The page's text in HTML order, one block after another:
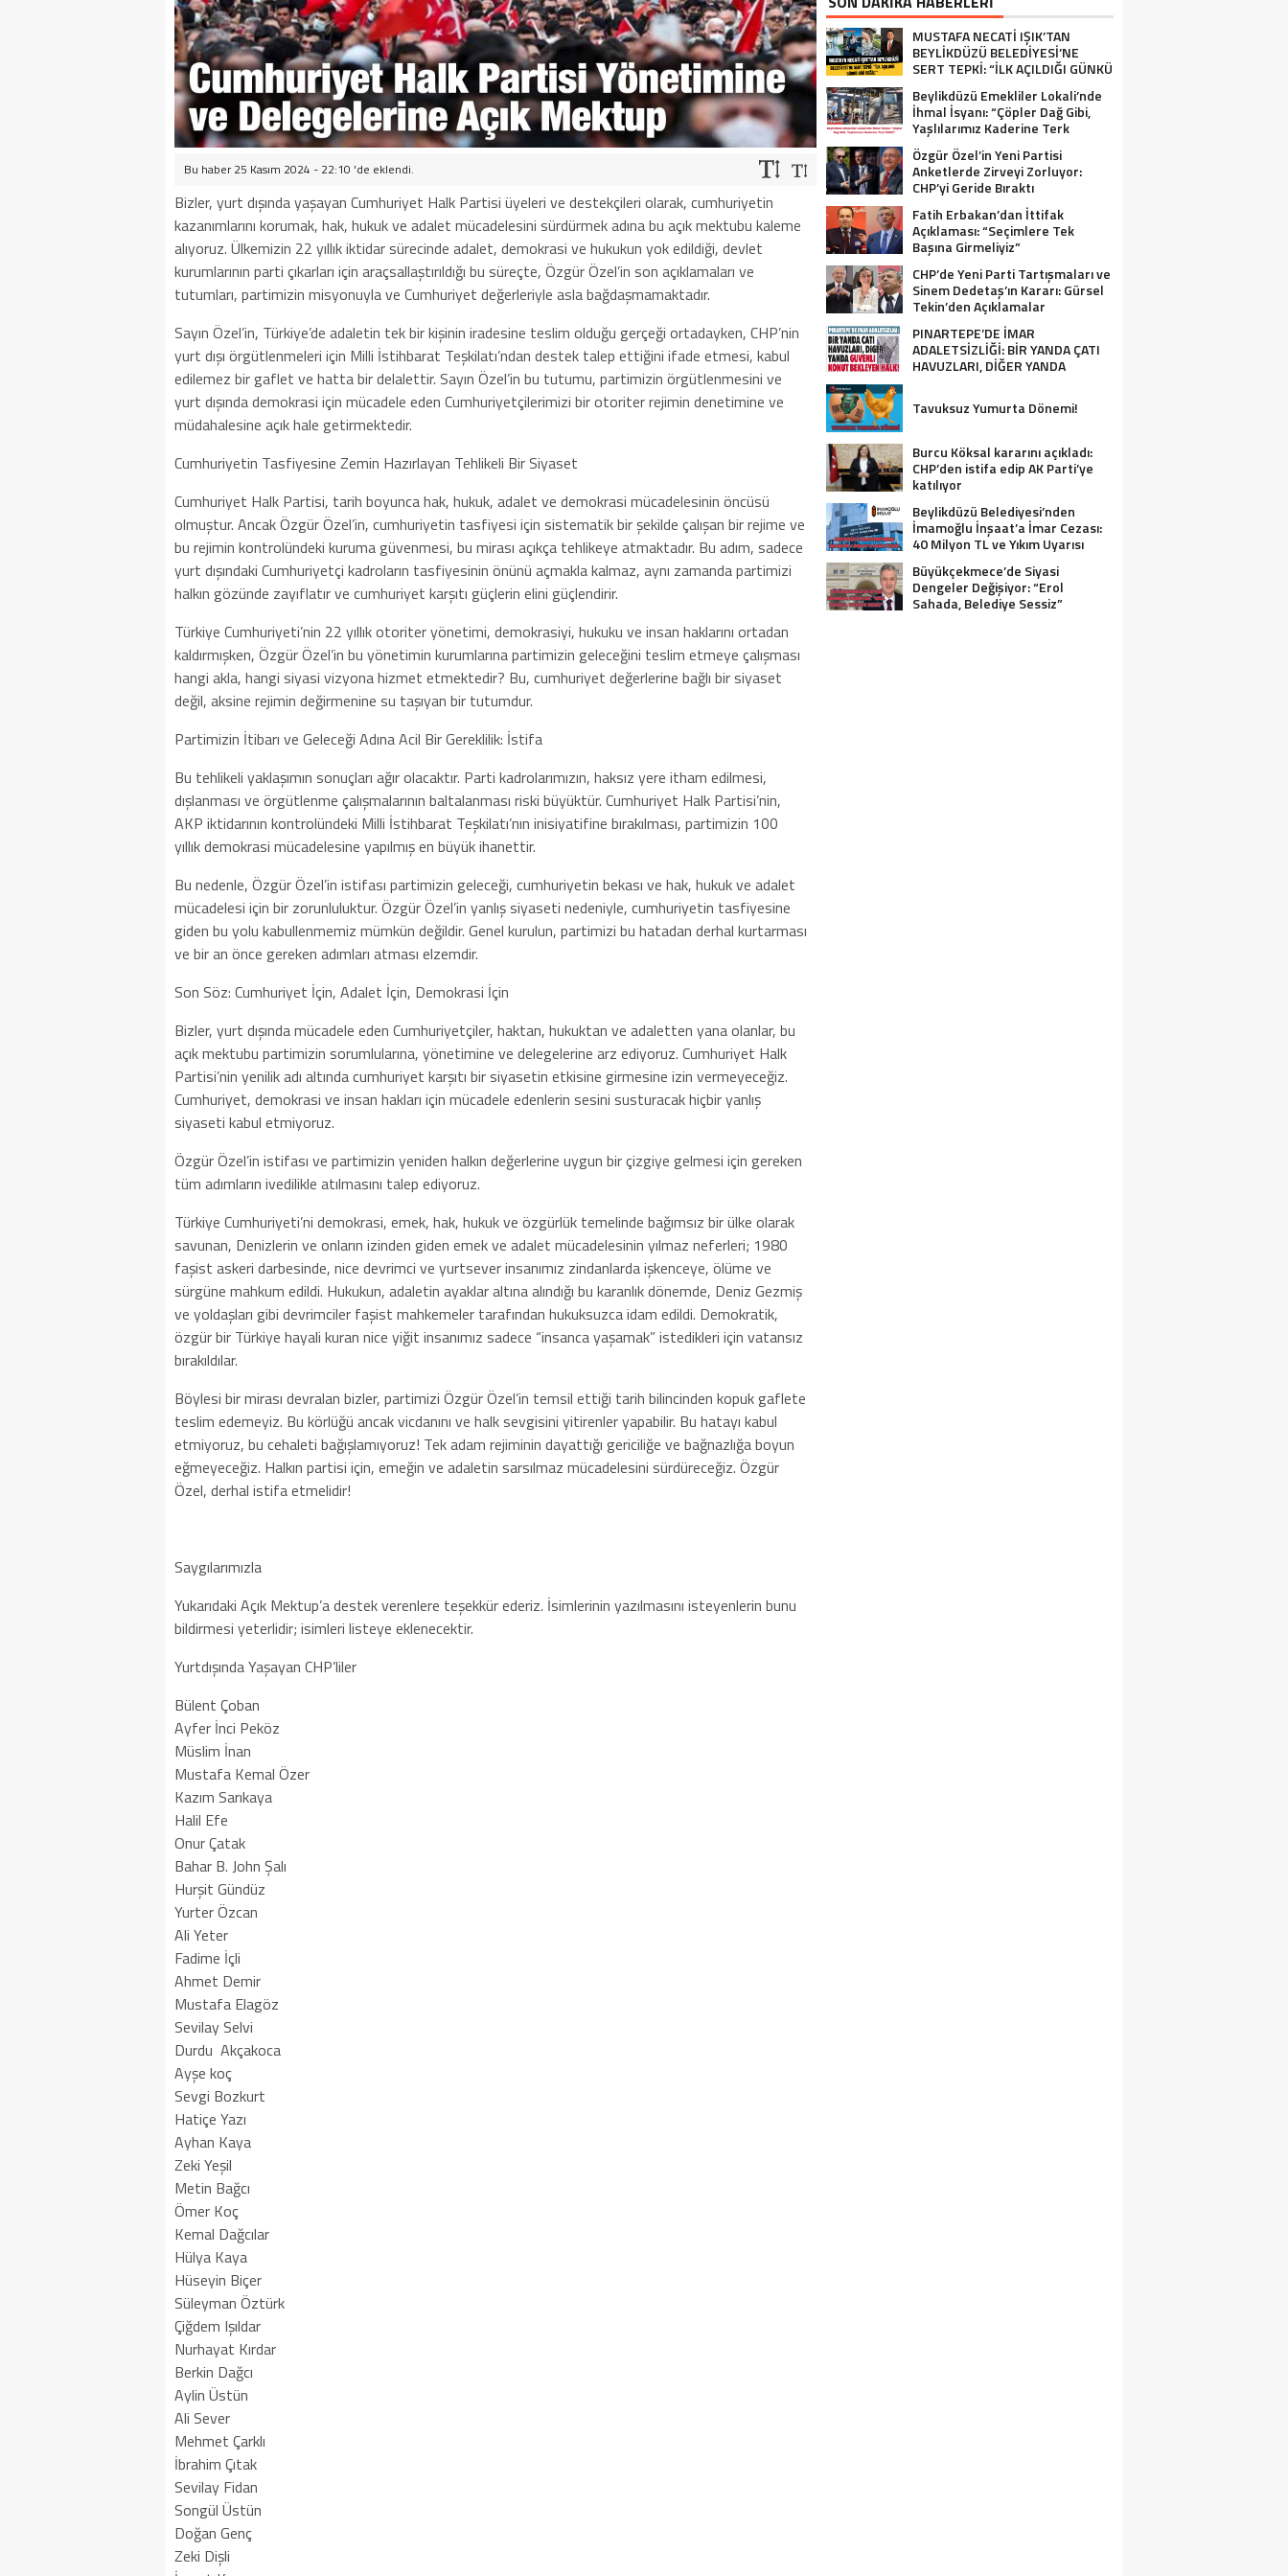
Bu haber 25 Kasım 2024 - 22:10 'de eklendi.
Bizler, yurt dışında yaşayan Cumhuriyet Halk Partisi üyeleri ve destekçileri olarak, cumhuriyetin
kazanımlarını korumak, hak, hukuk ve adalet mücadelesini sürdürmek adına bu açık mektubu kaleme
alıyoruz. Ülkemizin 22 yıllık iktidar sürecinde adalet, demokrasi ve hukukun yok edildiği, devlet
kurumlarının parti çıkarları için araçsallaştırıldığı bu süreçte, Özgür Özel’in son açıklamaları ve
tutumları, partimizin misyonuyla ve Cumhuriyet değerleriyle asla bağdaşmamaktadır.
Sayın Özel’in, Türkiye’de adaletin tek bir kişinin iradesine teslim olduğu gerçeği ortadayken, CHP’nin
yurt dışı örgütlenmeleri için Milli İstihbarat Teşkilatı’ndan destek talep ettiğini ifade etmesi, kabul
edilemez bir gaflet ve hatta bir delalettir. Sayın Özel’in bu tutumu, partimizin örgütlenmesini ve
yurt dışında demokrasi için mücadele eden Cumhuriyetçilerimizi bir otoriter rejimin denetimine ve
müdahalesine açık hale getirmektedir.
Cumhuriyetin Tasfiyesine Zemin Hazırlayan Tehlikeli Bir Siyaset
Cumhuriyet Halk Partisi, tarih boyunca hak, hukuk, adalet ve demokrasi mücadelesinin öncüsü
olmuştur. Ancak Özgür Özel’in, cumhuriyetin tasfiyesi için sistematik bir şekilde çalışan bir rejime ve
bu rejimin kontrolündeki kuruma güvenmesi, bu mirası açıkça tehlikeye atmaktadır. Bu adım, sadece
yurt dışındaki Cumhuriyetçi kadroların tasfiyesinin önünü açmakla kalmaz, aynı zamanda partimizi
halkın gözünde zayıflatır ve cumhuriyet karşıtı güçlerin elini güçlendirir.
Türkiye Cumhuriyeti’nin 22 yıllık otoriter yönetimi, demokrasiyi, hukuku ve insan haklarını ortadan
kaldırmışken, Özgür Özel’in bu yönetimin kurumlarına partimizin geleceğini teslim etmeye çalışması
hangi akla, hangi siyasi vizyona hizmet etmektedir? Bu, cumhuriyet değerlerine bağlı bir siyaset
değil, aksine rejimin değirmenine su taşıyan bir tutumdur.
Partimizin İtibarı ve Geleceği Adına Acil Bir Gereklilik: İstifa
Bu tehlikeli yaklaşımın sonuçları ağır olacaktır. Parti kadrolarımızın, haksız yere itham edilmesi,
dışlanması ve örgütlenme çalışmalarının baltalanması riski büyüktür. Cumhuriyet Halk Partisi’nin,
AKP iktidarının kontrolündeki Milli İstihbarat Teşkilatı’nın inisiyatifine bırakılması, partimizin 100
yıllık demokrasi mücadelesine yapılmış en büyük ihanettir.
Bu nedenle, Özgür Özel’in istifası partimizin geleceği, cumhuriyetin bekası ve hak, hukuk ve adalet
mücadelesi için bir zorunluluktur. Özgür Özel’in yanlış siyaseti nedeniyle, cumhuriyetin tasfiyesine
giden bu yolu kabullenmemiz mümkün değildir. Genel kurulun, partimizi bu hatadan derhal kurtarması
ve bir an önce gereken adımları atması elzemdir.
Son Söz: Cumhuriyet İçin, Adalet İçin, Demokrasi İçin
Bizler, yurt dışında mücadele eden Cumhuriyetçiler, haktan, hukuktan ve adaletten yana olanlar, bu
açık mektubu partimizin sorumlularına, yönetimine ve delegelerine arz ediyoruz. Cumhuriyet Halk
Partisi’nin yenilik adı altında cumhuriyet karşıtı bir siyasetin etkisine girmesine izin vermeyeceğiz.
Cumhuriyet, demokrasi ve insan hakları için mücadele edenlerin sesini susturacak hiçbir yanlış
siyaseti kabul etmiyoruz.
Özgür Özel’in istifası ve partimizin yeniden halkın değerlerine uygun bir çizgiye gelmesi için gereken
tüm adımların ivedilikle atılmasını talep ediyoruz.
Türkiye Cumhuriyeti’ni demokrasi, emek, hak, hukuk ve özgürlük temelinde bağımsız bir ülke olarak
savunan, Denizlerin ve onların izinden giden emek ve adalet mücadelesinin yılmaz neferleri; 1980
faşist askeri darbesinde, nice devrimci ve yurtsever insanımız zindanlarda işkenceye, ölüme ve
sürgüne mahkum edildi. Hukukun, adaletin ayaklar altına alındığı bu karanlık dönemde, Deniz Gezmiş
ve yoldaşları gibi devrimciler faşist mahkemeler tarafından hukuksuzca idam edildi. Demokratik,
özgür bir Türkiye hayali kuran nice yiğit insanımız sadece “insanca yaşamak” istedikleri için vatansız
bırakıldılar.
Böylesi bir mirası devralan bizler, partimizi Özgür Özel’in temsil ettiği tarih bilincinden kopuk gaflete
teslim edemeyiz. Bu körlüğü ancak vicdanını ve halk sevgisini yitirenler yapabilir. Bu hatayı kabul
etmiyoruz, bu cehaleti bağışlamıyoruz! Tek adam rejiminin dayattığı gericiliğe ve bağnazlığa boyun
eğmeyeceğiz. Halkın partisi için, emeğin ve adaletin sarsılmaz mücadelesini sürdüreceğiz. Özgür
Özel, derhal istifa etmelidir!
Saygılarımızla
Yukarıdaki Açık Mektup’a destek verenlere teşekkür ederiz. İsimlerinin yazılmasını isteyenlerin bunu
bildirmesi yeterlidir; isimleri listeye eklenecektir.
Yurtdışında Yaşayan CHP’liler
Bülent Çoban
Ayfer İnci Peköz
Müslim İnan
Mustafa Kemal Özer
Kazım Sarıkaya
Halil Efe
Onur Çatak
Bahar B. John Şalı
Hurşit Gündüz
Yurter Özcan
Ali Yeter
Fadime İçli
Ahmet Demir
Mustafa Elagöz
Sevilay Selvi
Durdu Akçakoca
Ayşe koç
Sevgi Bozkurt
Hatiçe Yazı
Ayhan Kaya
Zeki Yeşil
Metin Bağcı
Ömer Koç
Kemal Dağcılar
Hülya Kaya
Hüseyin Biçer
Süleyman Öztürk
Çiğdem Işıldar
Nurhayat Kırdar
Berkin Dağcı
Aylin Üstün
Ali Sever
Mehmet Çarklı
İbrahim Çıtak
Sevilay Fidan
Songül Üstün
Doğan Genç
Zeki Dişli
MUSTAFA NECATİ IŞIK’TAN
BEYLİKDÜZÜ BELEDİYESİ’NE
SERT TEPKİ: “İLK AÇILDIĞI GÜNKÜ
Beylikdüzü Emekliler Lokali’nde
İhmal İsyanı: “Çöpler Dağ Gibi,
Yaşlılarımız Kaderine Terk
Edildi!”
Özgür Özel’in Yeni Partisi
Anketlerde Zirveyi Zorluyor:
CHP’yi Geride Bıraktı
Fatih Erbakan’dan İttifak
Açıklaması: “Seçimlere Tek
Başına Girmeliyiz”
CHP’de Yeni Parti Tartışmaları ve
Sinem Dedetaş’ın Kararı: Gürsel
Tekin’den Açıklamalar
PINARTEPE’DE İMAR
ADALETSİZLİĞİ: BİR YANDA ÇATI
HAVUZLARI, DİĞER YANDA
Tavuksuz Yumurta Dönemi!
Burcu Köksal kararını açıkladı:
CHP’den istifa edip AK Parti’ye
katılıyor
Beylikdüzü Belediyesi’nden
İmamoğlu İnşaat’a İmar Cezası:
40 Milyon TL ve Yıkım Uyarısı
Büyükçekmece’de Siyasi
Dengeler Değişiyor: “Erol
Sahada, Belediye Sessiz”